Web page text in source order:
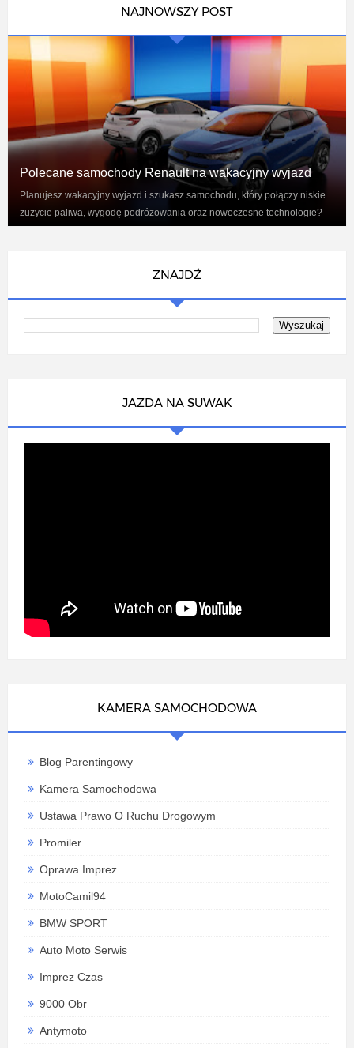
NAJNOWSZY POST
Polecane samochody Renault na wakacyjny wyjazd
Planujesz wakacyjny wyjazd i szukasz samochodu, który połączy niskie
zużycie paliwa, wygodę podróżowania oraz nowoczesne technologie?
ZNAJDŹ
JAZDA NA SUWAK
KAMERA SAMOCHODOWA
Blog Parentingowy
Kamera Samochodowa
Ustawa Prawo O Ruchu Drogowym
Promiler
Oprawa Imprez
MotoCamil94
BMW SPORT
Auto Moto Serwis
Imprez Czas
9000 Obr
Antymoto